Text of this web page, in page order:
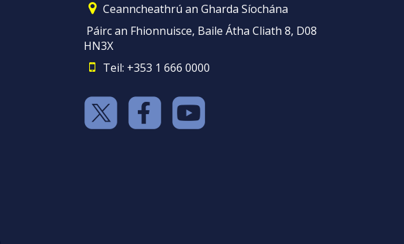
Ceanncheathrú an Gharda Síochána
Páirc an Fhionnuisce, Baile Átha Cliath 8, D08
HN3X
Teil: +353 1 666 0000